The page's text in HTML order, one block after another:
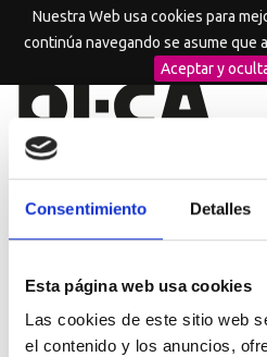
Nuestra Web usa cookies para
continúa navegando se asume que
Aceptar y
Consentimiento Detalles
Esta página web usa cookies
Las cookies de este sitio web
el contenido y los anuncios,
ACTIVIDADES